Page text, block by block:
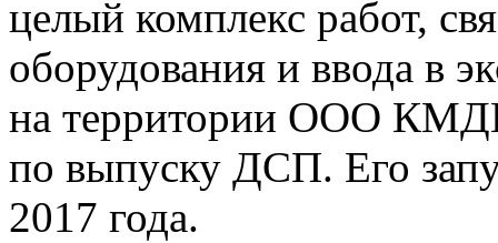
целый комплекс работ,
оборудования и ввода в
на территории ООО
по выпуску ДСП. Его
2017 года.